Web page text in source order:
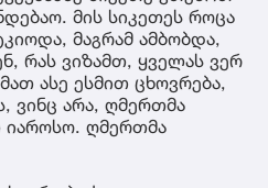
მის სიკეთეს როცა
მაგრამ ამბობდა,
რას ვიზამთ, ყველას ვერ
ასე ესმით ცხოვრება,
ვინც არა, ღმერთმა
იაროსო. ღმერთმა